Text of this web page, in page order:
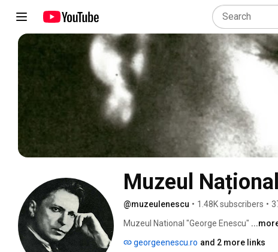
Muzeul
@muzeulenescu • 1.48K subscribers •
Muzeul National "George Enescu"
georgeenescu.ro and 2 more links